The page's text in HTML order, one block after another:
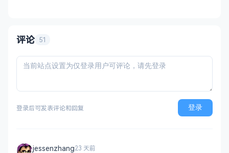
评论 51
登录后可发表评论和回复 登录
jessenzhang23 天前